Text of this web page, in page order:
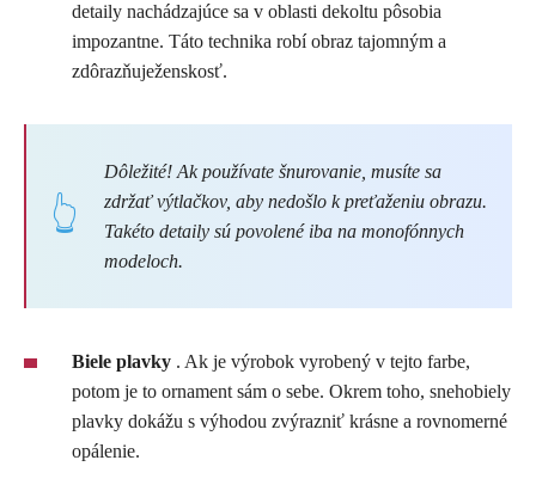
detaily nachádzajúce sa v oblasti dekoltu pôsobia
impozantne. Táto technika robí obraz tajomným a
zdôrazňuježenskosť.
Dôležité! Ak používate šnurovanie, musíte sa
zdržať výtlačkov, aby nedošlo k preťaženiu obrazu.
Takéto detaily sú povolené iba na monofónnych
modeloch.
Biele plavky . Ak je výrobok vyrobený v tejto farbe,
potom je to ornament sám o sebe. Okrem toho, snehobiely
plavky dokážu s výhodou zvýrazniť krásne a rovnomerné
opálenie.